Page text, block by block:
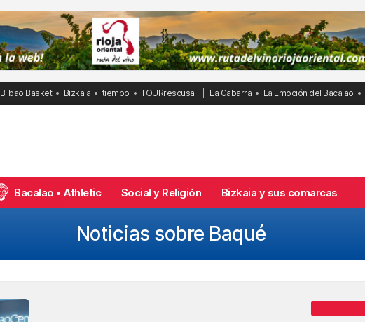
Bilbao Basket Bizkaia tiempo TOURrescusa La Gabarra La Emoción del Bacalao
Bacalao • Athletic Social y Religión Bizkaia y sus comarcas
Noticias sobre Baqué